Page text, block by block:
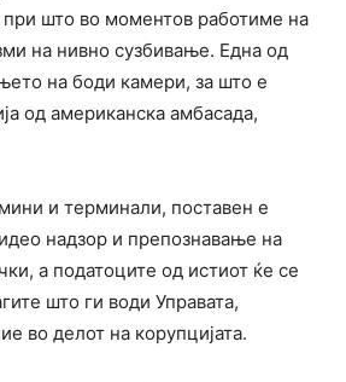
при што во моментов работиме на
на нивно сузбивање. Една од
на боди камери, за што е
од американска амбасада,
и терминали, поставен e
надзор и препознавање на
а податоците од истиот ќе се
што ги води Управата,
во делот на корупцијата.